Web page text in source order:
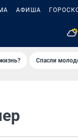
АФИША
Спасли